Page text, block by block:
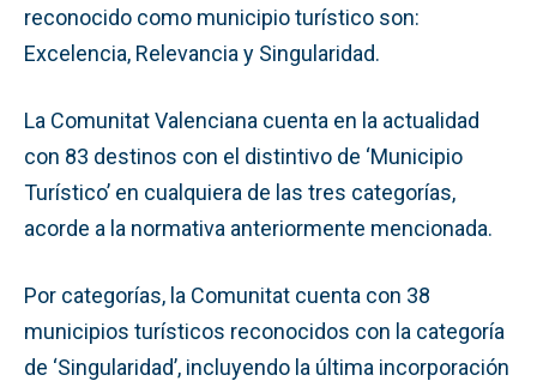
reconocido como municipio turístico son:
Excelencia, Relevancia y Singularidad.
La Comunitat Valenciana cuenta en la actualidad
con 83 destinos con el distintivo de ‘Municipio
Turístico’ en cualquiera de las tres categorías,
acorde a la normativa anteriormente mencionada.
Por categorías, la Comunitat cuenta con 38
municipios turísticos reconocidos con la categoría
de ‘Singularidad’, incluyendo la última incorporación